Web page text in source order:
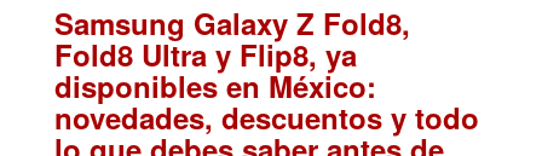
Samsung Galaxy Z Fold8,
Fold8 Ultra y Flip8, ya
disponibles en México:
novedades, descuentos y todo